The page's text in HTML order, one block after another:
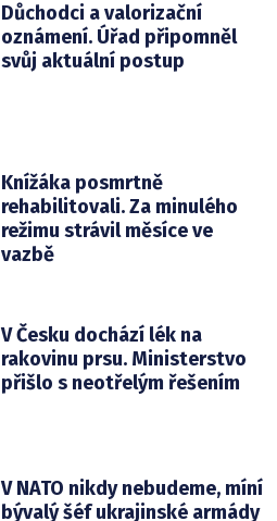
Důchodci a valorizační
oznámení. Úřad připomněl
svůj aktuální postup
Knížáka posmrtně
rehabilitovali. Za minulého
režimu strávil měsíce ve
vazbě
V Česku dochází lék na
rakovinu prsu. Ministerstvo
přišlo s neotřelým řešením
V NATO nikdy nebudeme, míní
bývalý šéf ukrajinské armády